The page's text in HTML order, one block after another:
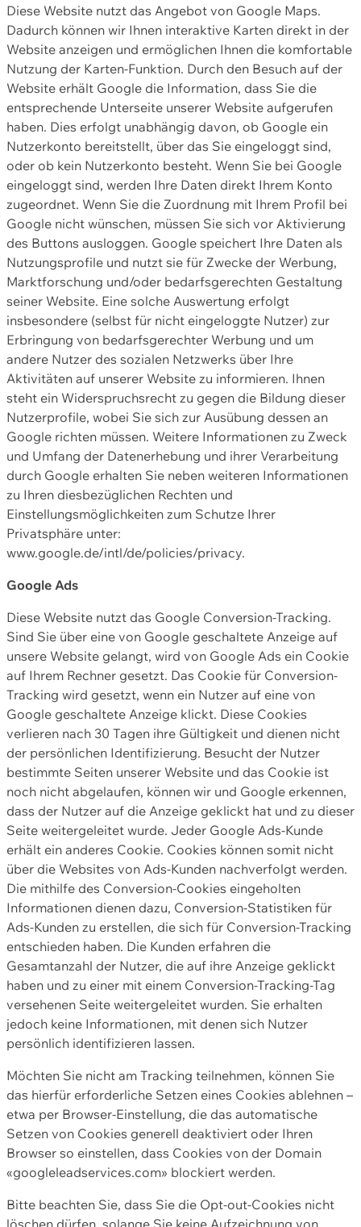
Diese Website nutzt das Angebot von Google Maps.
Dadurch können wir Ihnen interaktive Karten direkt in der
Website anzeigen und ermöglichen Ihnen die komfortable
Nutzung der Karten-Funktion. Durch den Besuch auf der
Website erhält Google die Information, dass Sie die
entsprechende Unterseite unserer Website aufgerufen
haben. Dies erfolgt unabhängig davon, ob Google ein
Nutzerkonto bereitstellt, über das Sie eingeloggt sind,
oder ob kein Nutzerkonto besteht. Wenn Sie bei Google
eingeloggt sind, werden Ihre Daten direkt Ihrem Konto
zugeordnet. Wenn Sie die Zuordnung mit Ihrem Profil bei
Google nicht wünschen, müssen Sie sich vor Aktivierung
des Buttons ausloggen. Google speichert Ihre Daten als
Nutzungsprofile und nutzt sie für Zwecke der Werbung,
Marktforschung und/oder bedarfsgerechten Gestaltung
seiner Website. Eine solche Auswertung erfolgt
insbesondere (selbst für nicht eingeloggte Nutzer) zur
Erbringung von bedarfsgerechter Werbung und um
andere Nutzer des sozialen Netzwerks über Ihre
Aktivitäten auf unserer Website zu informieren. Ihnen
steht ein Widerspruchsrecht zu gegen die Bildung dieser
Nutzerprofile, wobei Sie sich zur Ausübung dessen an
Google richten müssen. Weitere Informationen zu Zweck
und Umfang der Datenerhebung und ihrer Verarbeitung
durch Google erhalten Sie neben weiteren Informationen
zu Ihren diesbezüglichen Rechten und
Einstellungsmöglichkeiten zum Schutze Ihrer
Privatsphäre unter:
www.google.de/intl/de/policies/privacy.
Google Ads
Diese Website nutzt das Google Conversion-Tracking.
Sind Sie über eine von Google geschaltete Anzeige auf
unsere Website gelangt, wird von Google Ads ein Cookie
auf Ihrem Rechner gesetzt. Das Cookie für Conversion-
Tracking wird gesetzt, wenn ein Nutzer auf eine von
Google geschaltete Anzeige klickt. Diese Cookies
verlieren nach 30 Tagen ihre Gültigkeit und dienen nicht
der persönlichen Identifizierung. Besucht der Nutzer
bestimmte Seiten unserer Website und das Cookie ist
noch nicht abgelaufen, können wir und Google erkennen,
dass der Nutzer auf die Anzeige geklickt hat und zu dieser
Seite weitergeleitet wurde. Jeder Google Ads-Kunde
erhält ein anderes Cookie. Cookies können somit nicht
über die Websites von Ads-Kunden nachverfolgt werden.
Die mithilfe des Conversion-Cookies eingeholten
Informationen dienen dazu, Conversion-Statistiken für
Ads-Kunden zu erstellen, die sich für Conversion-Tracking
entschieden haben. Die Kunden erfahren die
Gesamtanzahl der Nutzer, die auf ihre Anzeige geklickt
haben und zu einer mit einem Conversion-Tracking-Tag
versehenen Seite weitergeleitet wurden. Sie erhalten
jedoch keine Informationen, mit denen sich Nutzer
persönlich identifizieren lassen.
Möchten Sie nicht am Tracking teilnehmen, können Sie
das hierfür erforderliche Setzen eines Cookies ablehnen –
etwa per Browser-Einstellung, die das automatische
Setzen von Cookies generell deaktiviert oder Ihren
Browser so einstellen, dass Cookies von der Domain
«googleleadservices.com» blockiert werden.
Bitte beachten Sie, dass Sie die Opt-out-Cookies nicht